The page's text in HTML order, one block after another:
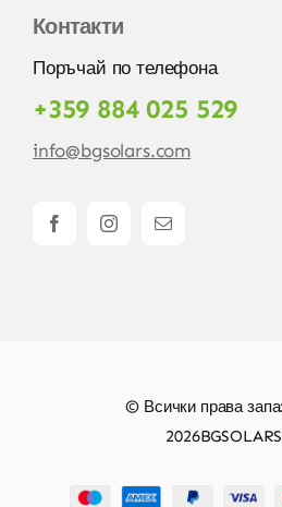
Контакти
Поръчай по телефона
+359 884 025 529
info@bgsolars.com
© Всички права